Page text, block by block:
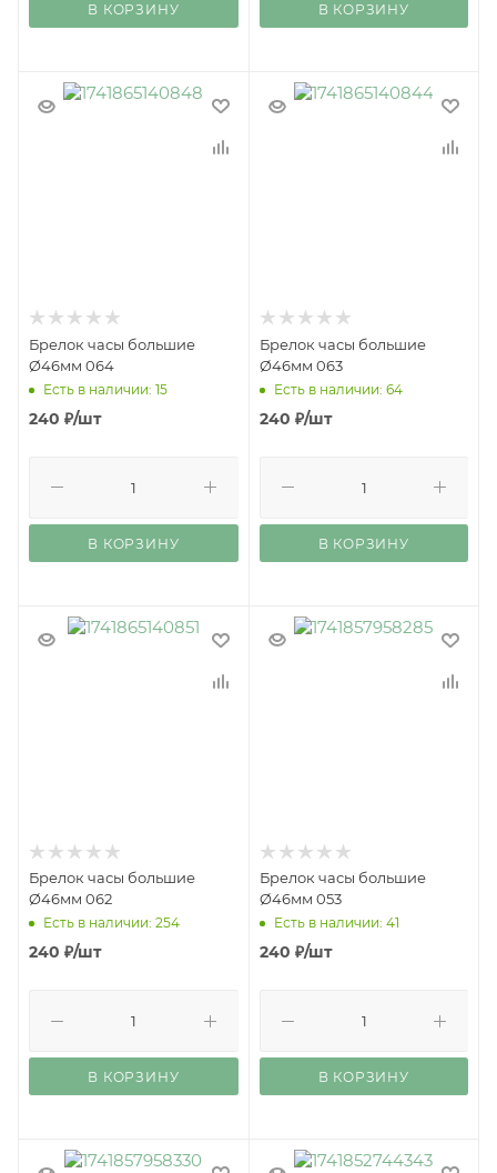
В КОРЗИНУ В КОРЗИНУ
Брелок часы большие
Ø46мм 064
Есть в наличии: 15
240 ₽/шт
В КОРЗИНУ
Брелок часы большие
Ø46мм 063
Есть в наличии: 64
240 ₽/шт
В КОРЗИНУ
Брелок часы большие
Ø46мм 062
Есть в наличии: 254
240 ₽/шт
В КОРЗИНУ
Брелок часы большие
Ø46мм 053
Есть в наличии: 41
240 ₽/шт
В КОРЗИНУ